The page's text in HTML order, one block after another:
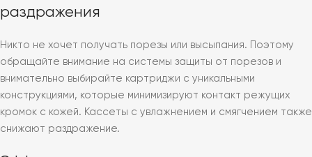
раздражения
Никто не хочет получать порезы или высыпания. Поэтому
обращайте внимание на системы защиты от порезов и
внимательно выбирайте картриджи с уникальными
конструкциями, которые минимизируют контакт режущих
кромок с кожей. Кассеты с увлажнением и смягчением также
снижают раздражение.